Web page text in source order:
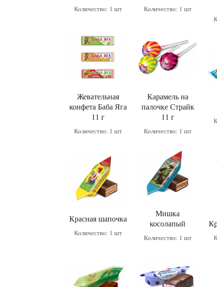
Количество: 1 шт Количество: 1 шт
Жевательная
конфета Баба Яга
11 г
Количество: 1 шт
Карамель на
палочке Страйк
11 г
Количество: 1 шт
Красная шапочка
Количество: 1 шт
Мишка
косолапый
Количество: 1 шт